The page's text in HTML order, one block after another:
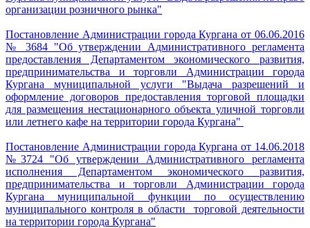
организации розничного рынка"
Постановление Администрации города Кургана от 06.06.2016
№ 3684 "Об утверждении Административного регламента
предоставления Департаментом экономического развития,
предпринимательства и торговли Администрации города
Кургана муниципальной услуги "Выдача разрешений и
оформление договоров предоставления торговой площадки
для размещения нестационарного объекта уличной торговли
или летнего кафе на территории города Кургана"
Постановление Администрации города Кургана от 14.06.2018
№3724 "Об утверждении Административного регламента
исполнения Департаментом экономического развития,
предпринимательства и торговли Администрации города
Кургана муниципальной функции по осуществлению
муниципального контроля в области торговой деятельности
на территории города Кургана"